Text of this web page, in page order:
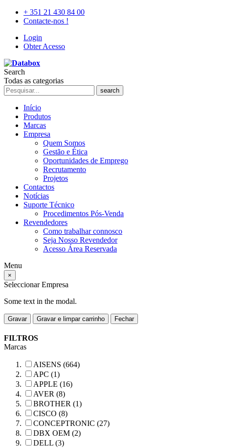
+ 351 21 430 84 00
Contacte-nos !
Login
Obter Acesso
Search
Todas as categorias
search
Início
Produtos
Marcas
Empresa
Quem Somos
Gestão e Ética
Oportunidades de Emprego
Recrutamento
Projetos
Contactos
Notícias
Suporte Técnico
Procedimentos Pós-Venda
Revendedores
Como trabalhar connosco
Seja Nosso Revendedor
Acesso Área Reservada
Menu
×
Seleccionar Empresa
Some text in the modal.
Gravar Gravar e limpar carrinho Fechar
FILTROS
Marcas
AISENS (664)
APC (1)
APPLE (16)
AVER (8)
BROTHER (1)
CISCO (8)
CONCEPTRONIC (27)
DBX OEM (2)
DELL (3)